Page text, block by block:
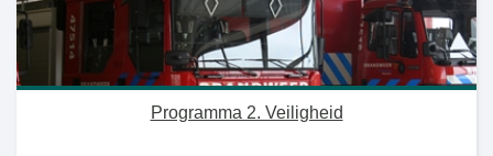
Programma 2. Veiligheid